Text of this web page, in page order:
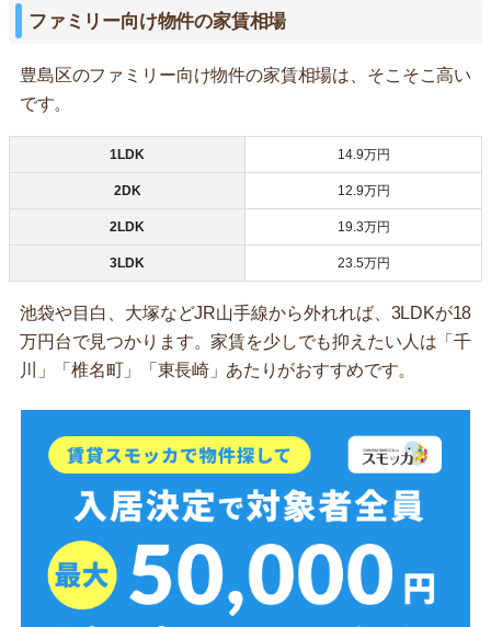
ファミリー向け物件の家賃相場
豊島区のファミリー向け物件の家賃相場は、そこそこ高い
です。
1LDK 14.9万円
2DK 12.9万円
2LDK 19.3万円
3LDK 23.5万円
池袋や目白、大塚などJR山手線から外れれば、3LDKが18
万円台で見つかります。家賃を少しでも抑えたい人は「千
川」「椎名町」「東長崎」あたりがおすすめです。